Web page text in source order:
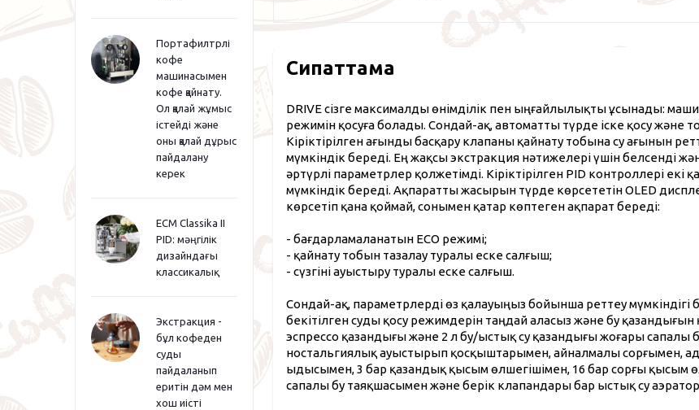
Портафилтрлі
кофе
машинасымен
кофе қайнату.
Ол қалай жұмыс
істейді және
оны қалай дұрыс
пайдалану
керек
ECM Classika II
PID: мәңгілік
дизайндағы
классикалық
Экстракция -
бұл кофеден
суды
пайдаланып
еритін дәм мен
хош иісті
Сипаттама
DRIVE сізге максималды өнімділік пен ыңғайлылықты ұсынады:
режимін қосуға болады. Сондай-ақ, автоматты түрде іске қосу және
Кіріктірілген ағынды басқару клапаны қайнату тобына су ағынын
мүмкіндік береді. Ең жақсы экстракция нәтижелері үшін белсенді
әртүрлі параметрлер қолжетімді. Кіріктірілген PID контроллері
мүмкіндік береді. Ақпаратты жасырын түрде көрсететін OLED
көрсетіп қана қоймай, сонымен қатар көптеген ақпарат береді:
- бағдарламаланатын ECO режимі;
- қайнату тобын тазалау туралы еске салғыш;
- сүзгіні ауыстыру туралы еске салғыш.
Сондай-ақ, параметрлерді өз қалауыңыз бойынша реттеу мүмкіндігі
бекітілген суды қосу режимдерін таңдай аласыз және бу
эспрессо қазандығы және 2 л бу/ыстық су қазандығы жоғары
ностальгиялық ауыстырып қосқыштарымен, айналмалы сорғымен,
ыдысымен, 3 бар қазандық қысым өлшегішімен, 16 бар сорғы қысым
сапалы бу таяқшасымен және берік клапандары бар ыстық су